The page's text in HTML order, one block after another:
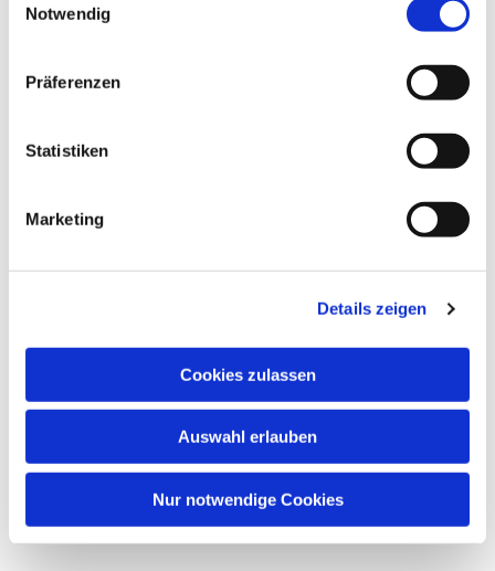
Notwendig
Präferenzen
Statistiken
Marketing
Details zeigen
Cookies zulassen
Auswahl erlauben
Nur notwendige Cookies